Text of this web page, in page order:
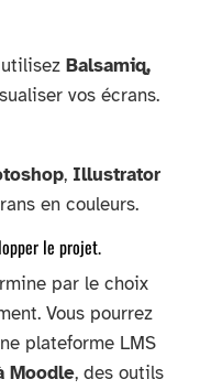
Balsamiq,
vos écrans.
, Illustrator
en couleurs.
le projet.
par le choix
Vous pourrez
plateforme LMS
Moodle, des outils